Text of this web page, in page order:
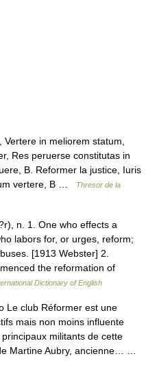
in meliorem statum,
Res peruerse constitutas in
B. Reformer la justice, Iuris
vertere, B …
Thresor de la
n. 1. One who effects a
labors for, or urges, reform;
[1913 Webster] 2.
the reformation of
Dictionary of English
club Réformer est une
mais non moins influente
militants de cette
Martine Aubry, ancienne… …